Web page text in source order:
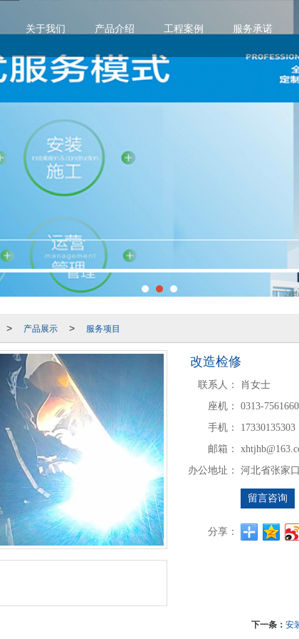
关于我们 产品介绍 工程案例 服务承诺
> 产品展示 > 服务项目
改造检修
联系人：
肖女士
座机：
0313-7561660
手机：
17330135303
邮箱：
办公地址：
河北省张家
留言咨询
分享：
下一条： 安